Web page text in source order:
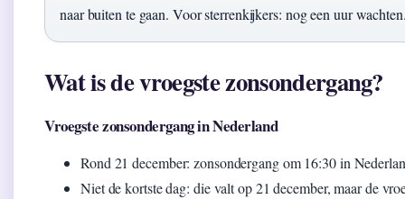
naar buiten te gaan. Voor sterrenkijkers: nog een uur
Wat is de vroegste zonsondergang?
Vroegste zonsondergang in Nederland
Rond 21 december: zonsondergang om 16:30 in
Niet de kortste dag: die valt op 21 december, maar de